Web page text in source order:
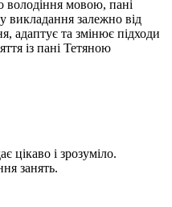
володіння мовою, пані
викладання залежно від
адаптує та змінює підходи
із пані Тетяною
цікаво і зрозуміло.
занять.